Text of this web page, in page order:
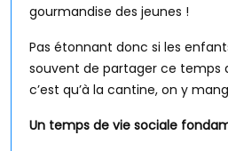
gourmandise des jeunes !
Pas étonnant donc si les
souvent de partager ce temps
c’est qu’à la cantine, on y
Un temps de vie sociale